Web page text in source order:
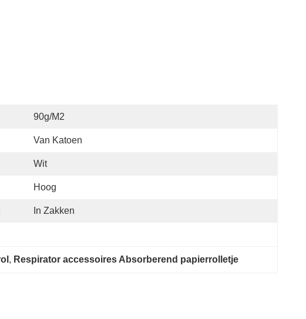
90g/m2
Van Katoen
Wit
Hoog
In Zakken
, Respirator accessoires Absorberend papierrolletje